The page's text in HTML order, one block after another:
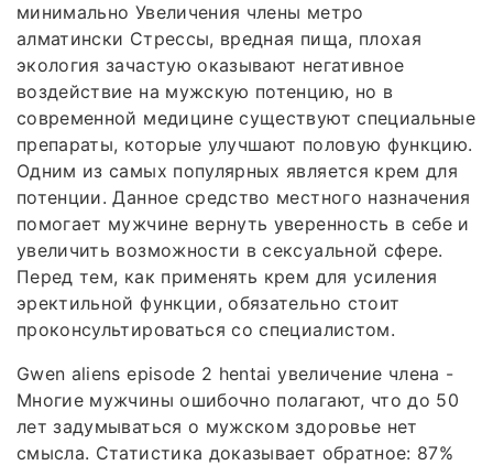
минимально Увеличения члены метро
алматински Стрессы, вредная пища, плохая
экология зачастую оказывают негативное
воздействие на мужскую потенцию, но в
современной медицине существуют специальные
препараты, которые улучшают половую функцию.
Одним из самых популярных является крем для
потенции. Данное средство местного назначения
помогает мужчине вернуть уверенность в себе и
увеличить возможности в сексуальной сфере.
Перед тем, как применять крем для усиления
эректильной функции, обязательно стоит
проконсультироваться со специалистом.
Gwen aliens episode 2 hentai увеличение члена -
Многие мужчины ошибочно полагают, что до 50
лет задумываться о мужском здоровье нет
смысла. Статистика доказывает обратное: 87%